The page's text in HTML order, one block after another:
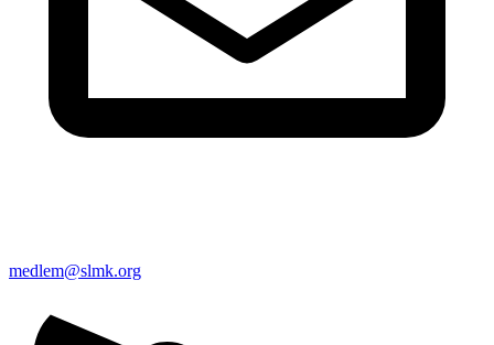
medlem@slmk.org